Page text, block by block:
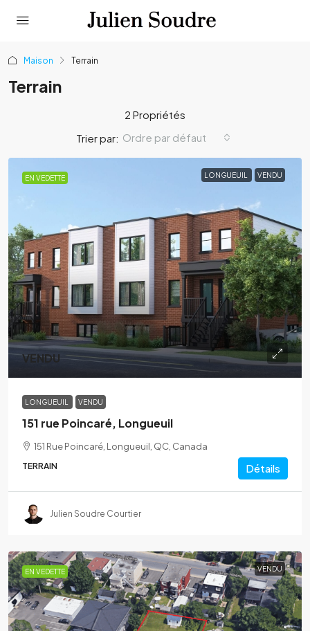
Maison Terrain
Terrain
2 Propriétés
Trier par: Ordre par défaut
EN VEDETTE LONGUEUIL VENDU
VENDU
LONGUEUIL VENDU
151 rue Poincaré, Longueuil
151 Rue Poincaré, Longueuil, QC, Canada
TERRAIN Détails
Julien Soudre Courtier
EN VEDETTE VENDU